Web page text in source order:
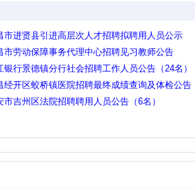
市进贤县引进高层次人才招聘拟聘用人员公示
市劳动保障事务代理中心招聘见习教师公告
银行景德镇分行社会招聘工作人员公告（24名）
经开区蛟桥镇医院招聘最终成绩查询及体检公告
市吉州区法院招聘聘用人员公告（6名）